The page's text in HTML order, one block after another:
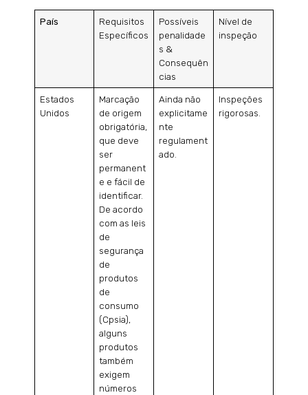
País
Requisitos
Específicos
Possíveis
penalidade
s &
Consequên
cias
Nível de
inspeção
Estados
Unidos
Marcação
de origem
obrigatória,
que deve
ser
permanent
e e fácil de
identificar.
De acordo
com as leis
de
segurança
de
produtos
de
consumo
(Cpsia),
alguns
produtos
também
exigem
números
Ainda não
explicitame
nte
regulament
ado.
Inspeções
rigorosas.